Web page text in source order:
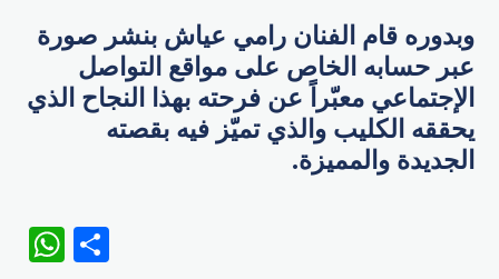
وبدوره قام الفنان رامي عياش بنشر صورة
عبر حسابه الخاص على مواقع التواصل
الإجتماعي معبّراً عن فرحته بهذا النجاح الذي
يحققه الكليب والذي تميّز فيه بقصته
الجديدة والمميزة.
WhatsApp